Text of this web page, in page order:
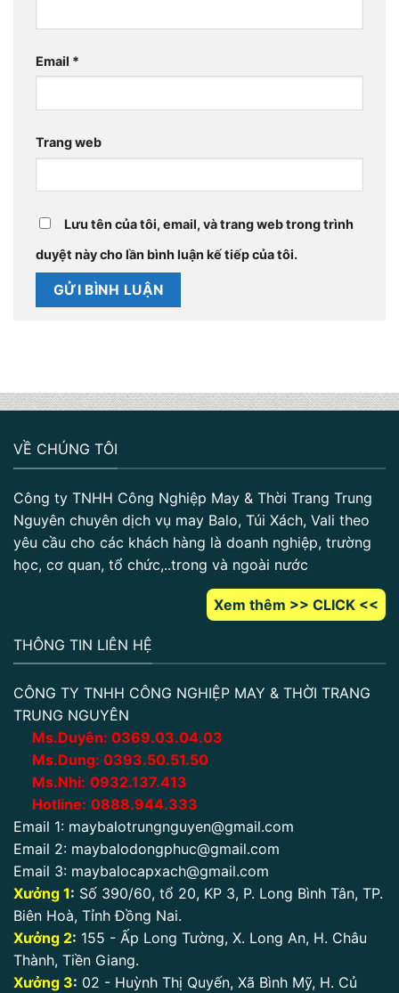
Email *
Trang web
Lưu tên của tôi, email, và trang web trong trình
duyệt này cho lần bình luận kế tiếp của tôi.
VỀ CHÚNG TÔI
Công ty TNHH Công Nghiệp May & Thời Trang Trung
Nguyên chuyên dịch vụ may Balo, Túi Xách, Vali theo
yêu cầu cho các khách hàng là doanh nghiệp, trường
học, cơ quan, tổ chức,..trong và ngoài nước
Xem thêm >> CLICK <<
THÔNG TIN LIÊN HỆ
CÔNG TY TNHH CÔNG NGHIỆP MAY & THỜI TRANG
TRUNG NGUYÊN
Ms.Duyên: 0369.03.04.03
Ms.Dung: 0393.50.51.50
Ms.Nhi: 0932.137.413
Hotline: 0888.944.333
Email 1: maybalotrungnguyen@gmail.com
Email 2: maybalodongphuc@gmail.com
Email 3: maybalocapxach@gmail.com
Xưởng 1: Số 390/60, tổ 20, KP 3, P. Long Bình Tân, TP.
Biên Hoà, Tỉnh Đồng Nai.
Xưởng 2: 155 - Ấp Long Tường, X. Long An, H. Châu
Thành, Tiền Giang.
Xưởng 3: 02 - Huỳnh Thị Quyến, Xã Bình Mỹ, H. Củ